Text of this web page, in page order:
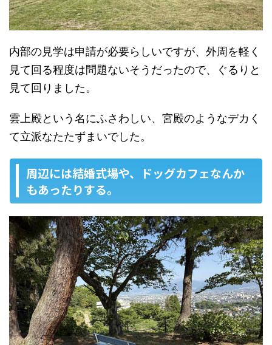
内部の見学は申請が必要らしいですが、外周を軽く
見て回る程度は問題ないそうだったので、ぐるりと
見て回りました。
雲上殿という名にふさわしい、宮殿のようなデカく
て立派なたたずまいでした。
周辺には結婚式場や、ドッグカフェなんか
もあったりする。